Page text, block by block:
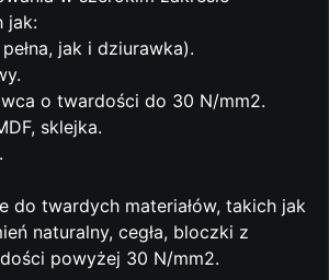
jak:
jak i dziurawka).
o twardości do 30 N/mm2.
sklejka.
do twardych materiałów, takich jak
naturalny, cegła, bloczki z
powyżej 30 N/mm2.